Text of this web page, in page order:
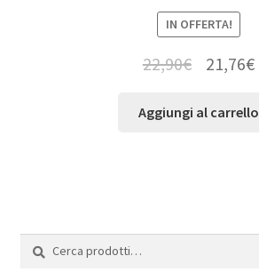
IN OFFERTA!
22,90€ 21,76€
Aggiungi al carrello